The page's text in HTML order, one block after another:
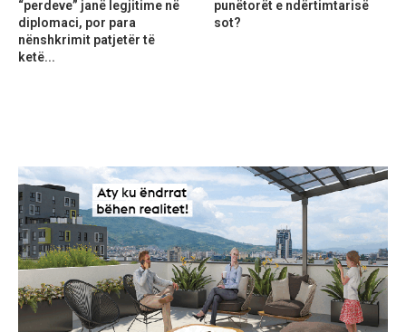
“perdeve” janë legjitime në
diplomaci, por para
nënshkrimit patjetër të
ketë...
punëtorët e ndërtimtarisë
sot?